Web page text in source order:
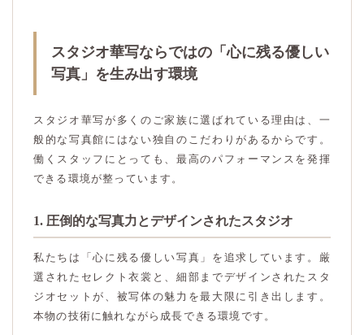
スタジオ華写ならではの「心に残る優しい
写真」を生み出す環境
スタジオ華写が多くのご家族に選ばれている理由は、一
般的な写真館にはない独自のこだわりがあるからです。
働くスタッフにとっても、最高のパフォーマンスを発揮
できる環境が整っています。
1. 圧倒的な写真力とデザインされたスタジオ
私たちは「心に残る優しい写真」を追求しています。厳
選されたセレクト衣裳と、細部までデザインされたスタ
ジオセットが、被写体の魅力を最大限に引き出します。
本物の技術に触れながら成長できる環境です。